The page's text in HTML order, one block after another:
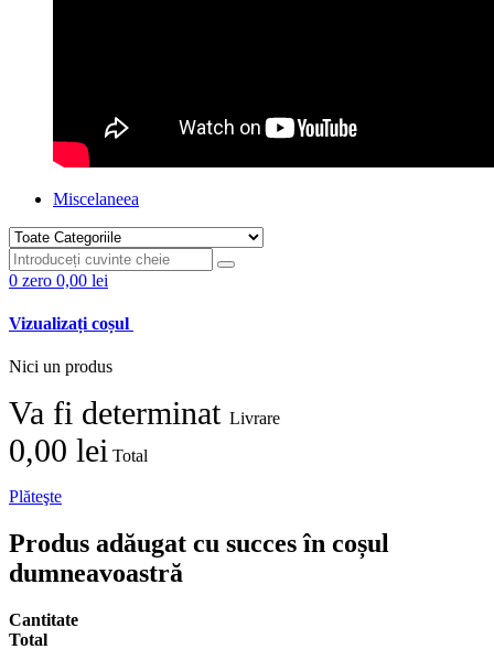
Miscelaneea
0 zero 0,00 lei
Vizualizați coșul
Nici un produs
Va fi determinat Livrare
0,00 lei Total
Plăteşte
Produs adăugat cu succes în coșul
dumneavoastră
Cantitate
Total